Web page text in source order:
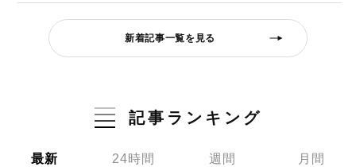
新着記事一覧を見る
記事ランキング
最新 24時間 週間 月間